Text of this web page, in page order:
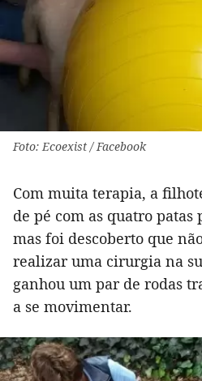
Foto: Ecoexist / Facebook
Com muita terapia, a
de pé com as quatro
mas foi descoberto que
realizar uma cirurgia na
ganhou um par de rodas
a se movimentar.